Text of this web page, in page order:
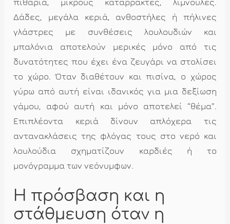
πιθάρια, μικρούς καταρράκτες, λιμνούλες.
Δάδες, μεγάλα κεριά, ανθοστήλες ή πήλινες
γλάστρες με συνθέσεις λουλουδιών και
μπαλόνια αποτελούν μερικές μόνο από τις
δυνατότητες που έχει ένα ζευγάρι να στολίσει
το χώρο. Όταν διαθέτουν και πισίνα, ο χώρος
γύρω από αυτή είναι ιδανικός για μια δεξίωση
γάμου, αφού αυτή και μόνο αποτελεί “θέμα”.
Επιπλέοντα κεριά δίνουν απλόχερα τις
αντανακλάσεις της φλόγας τους στο νερό και
λουλούδια σχηματίζουν καρδιές ή το
μονόγραμμα των νεόνυμφων.
Η πρόσβαση και η
στάθμευση όταν η